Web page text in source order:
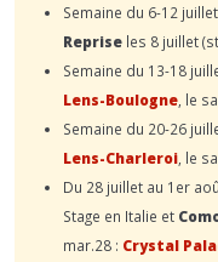
Semaine du 6-12
Reprise les 8 juillet
Semaine du 13-18
Lens-Boulogne , le
Semaine du 20-26
Lens-Charleroi , le
Du 28 juillet au 1er
Stage en Italie et
mar.28 : Crystal